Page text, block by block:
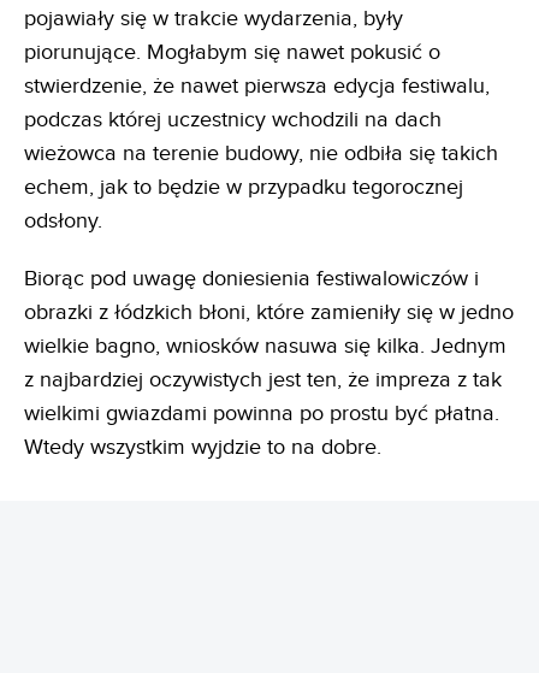
pojawiały się w trakcie wydarzenia, były
piorunujące. Mogłabym się nawet pokusić o
stwierdzenie, że nawet pierwsza edycja festiwalu,
podczas której uczestnicy wchodzili na dach
wieżowca na terenie budowy, nie odbiła się takich
echem, jak to będzie w przypadku tegorocznej
odsłony.
Biorąc pod uwagę doniesienia festiwalowiczów i
obrazki z łódzkich błoni, które zamieniły się w jedno
wielkie bagno, wniosków nasuwa się kilka. Jednym
z najbardziej oczywistych jest ten, że impreza z tak
wielkimi gwiazdami powinna po prostu być płatna.
Wtedy wszystkim wyjdzie to na dobre.